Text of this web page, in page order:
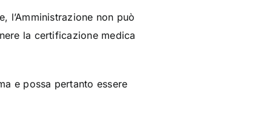
l’Amministrazione non può
la certificazione medica
e possa pertanto essere